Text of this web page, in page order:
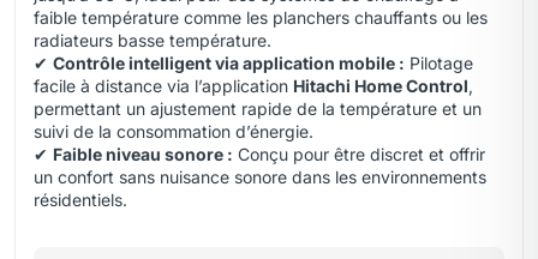
faible température comme les planchers chauffants ou les
radiateurs basse température.
✔ Contrôle intelligent via application mobile : Pilotage
facile à distance via l’application Hitachi Home Control,
permettant un ajustement rapide de la température et un
suivi de la consommation d’énergie.
✔ Faible niveau sonore : Conçu pour être discret et offrir
un confort sans nuisance sonore dans les environnements
résidentiels.